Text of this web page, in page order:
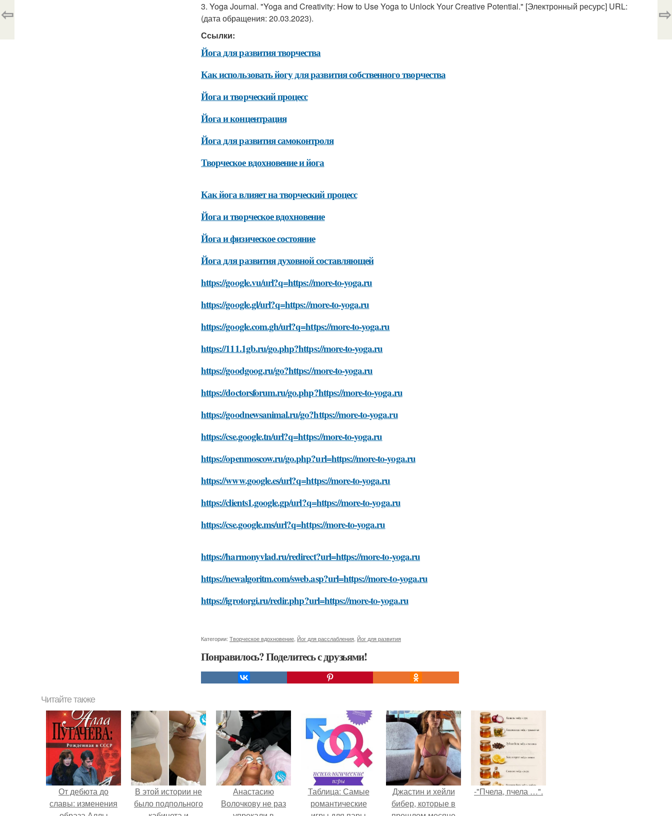
3. Yoga Journal. "Yoga and Creativity: How to Use Yoga to Unlock Your Creative Potential." [Электронный ресурс] URL:
(дата обращения: 20.03.2023).
Ссылки:
Йога для развития творчества
Как использовать йогу для развития собственного творчества
Йога и творческий процесс
Йога и концентрация
Йога для развития самоконтроля
Творческое вдохновение и йога
Как йога влияет на творческий процесс
Йога и творческое вдохновение
Йога и физическое состояние
Йога для развития духовной составляющей
https://google.vu/url?q=https://more-to-yoga.ru
https://google.gl/url?q=https://more-to-yoga.ru
https://google.com.gh/url?q=https://more-to-yoga.ru
https://111.1gb.ru/go.php?https://more-to-yoga.ru
https://goodgoog.ru/go?https://more-to-yoga.ru
https://doctorsforum.ru/go.php?https://more-to-yoga.ru
https://goodnewsanimal.ru/go?https://more-to-yoga.ru
https://cse.google.tn/url?q=https://more-to-yoga.ru
https://openmoscow.ru/go.php?url=https://more-to-yoga.ru
https://www.google.es/url?q=https://more-to-yoga.ru
https://clients1.google.gp/url?q=https://more-to-yoga.ru
https://cse.google.ms/url?q=https://more-to-yoga.ru
https://harmonyvlad.ru/redirect?url=https://more-to-yoga.ru
https://newalgoritm.com/sweb.asp?url=https://more-to-yoga.ru
https://igrotorgi.ru/redir.php?url=https://more-to-yoga.ru
Категории: Творческое вдохновение Йог для расслабления Йог для развития
Понравилось? Поделитесь с друзьями!
⇦ ⇨
Читайте также
От дебюта до
славы: изменения
В этой истории не
было подпольного
Анастасию
Волочкову не раз
Таблица: Самые
романтические
Джастин и хейли
бибер, которые в
-"Пчела, пчела …".